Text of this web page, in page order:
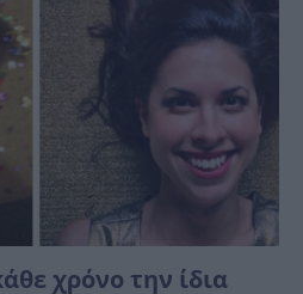
χρόνο την ίδια